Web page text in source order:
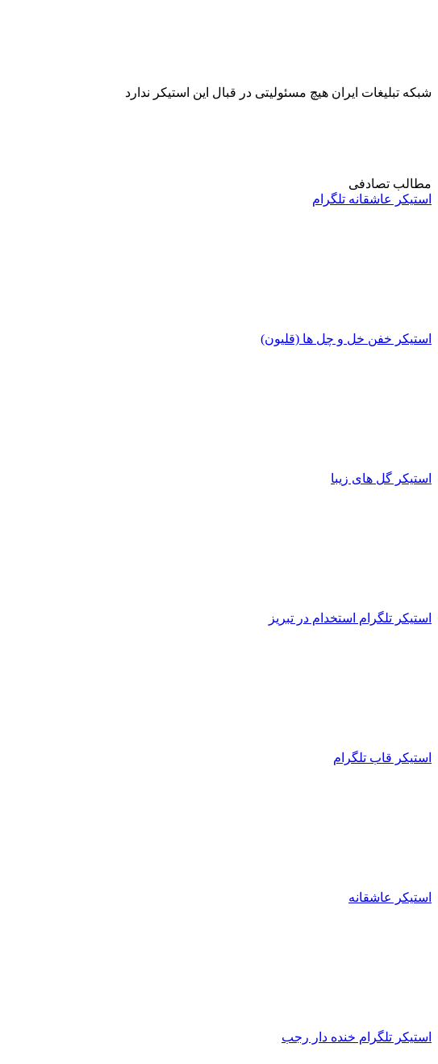
شبکه تبلیغات ایران هیچ مسئولیتی در قبال این استیکر ندارد
مطالب تصادفی
استیکر عاشقانه تلگرام
استیکر خفن خل و چل ها (قلیون)
استیکر گل های زیبا
استیکر تلگرام استخدام در تبریز
استیکر قاب تلگرام
استیکر عاشقانه
استیکر تلگرام خنده دار رجب